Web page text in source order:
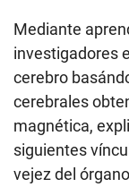
Mediante
investigadores
cerebro
cerebrales
magnética,
siguientes
vejez del